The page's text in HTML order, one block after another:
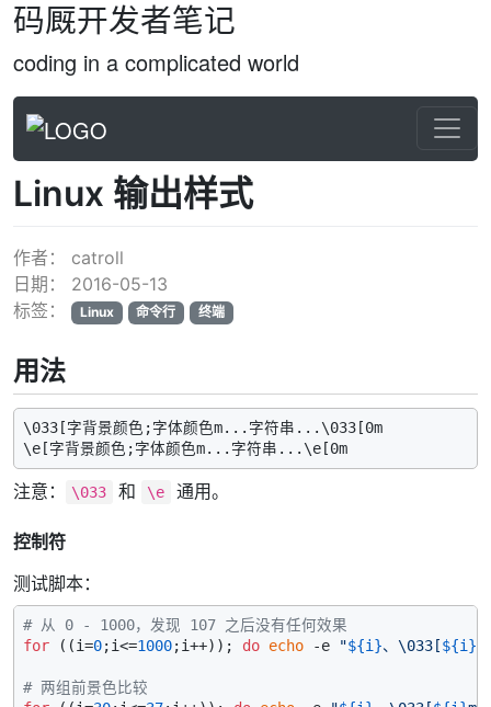
码厩开发者笔记
coding in a complicated world
Linux 输出样式
作者： catroll
日期： 2016-05-13
标签：
Linux 命令行 终端
用法
\033[字背景颜色;字体颜色m...字符串...\033[0m
注意： \033 和 \e 通用。
控制符
测试脚本：
# 从 0 - 1000，发现 107 之后没有任何效果
for ((i=0;i<=1000;i++)); do echo -e "${i}、\033[${i}
# 两组前景色比较